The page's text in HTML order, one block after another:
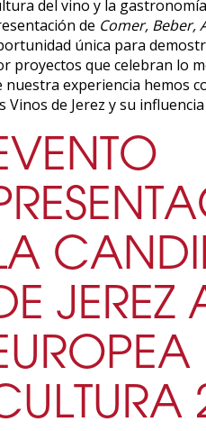
del vino y la
de Comer, Beber,
única para
proyectos que celebran lo
nuestra experiencia hemos
Vinos de Jerez y su
JEREZ